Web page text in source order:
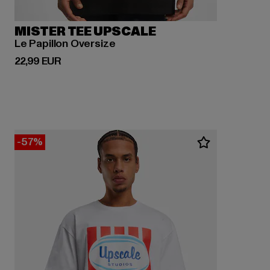
MISTER TEE UPSCALE
Le Papillon Oversize
22,99 EUR
Derzeitiger Preis: 22,99 EUR
-57%